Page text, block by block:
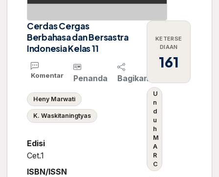
Cerdas Cergas
Berbahasa dan Bersastra
Indonesia Kelas 11
Komentar Penanda Bagikan
Heny Marwati
K. Waskitaningtyas
Edisi
Cet.1
ISBN/ISSN
KETERSE
DIAAN
161
U
n
d
u
h
M
A
R
C